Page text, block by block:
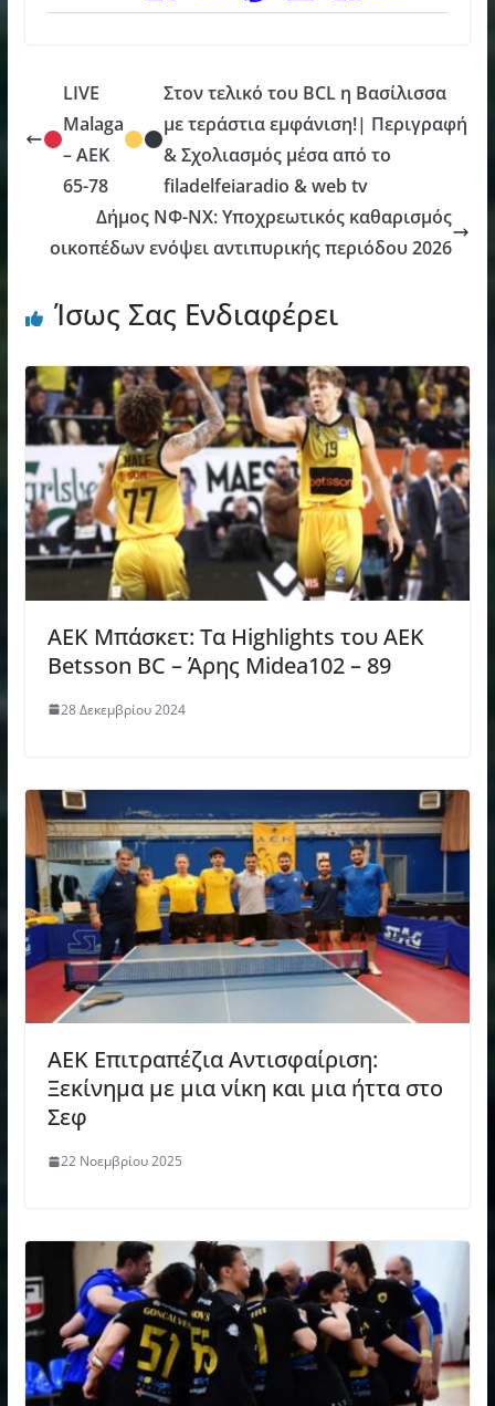
LIVE
Malaga
– ΑΕΚ
65-78
Στον τελικό του BCL η Βασίλισσα
με τεράστια εμφάνιση!| Περιγραφή
& Σχολιασμός μέσα από το
filadelfeiaradio & web tv
Δήμος ΝΦ-ΝΧ: Υποχρεωτικός καθαρισμός
οικοπέδων ενόψει αντιπυρικής περιόδου 2026
Ίσως Σας Ενδιαφέρει
ΑΕΚ Μπάσκετ: Τα Highlights του ΑΕΚ
Betsson BC – Άρης Midea102 – 89
28 Δεκεμβρίου 2024
ΑΕΚ Επιτραπέζια Αντισφαίριση:
Ξεκίνημα με μια νίκη και μια ήττα στο
Σεφ
22 Νοεμβρίου 2025